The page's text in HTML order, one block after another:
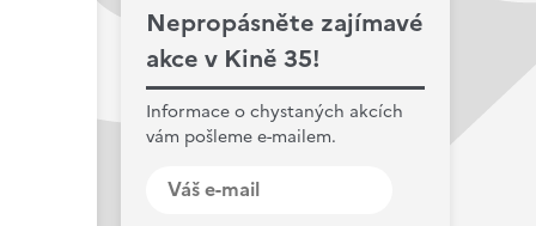
Nepropásněte zajímavé
akce v Kině 35!
Informace o chystaných akcích
vám pošleme e-mailem.